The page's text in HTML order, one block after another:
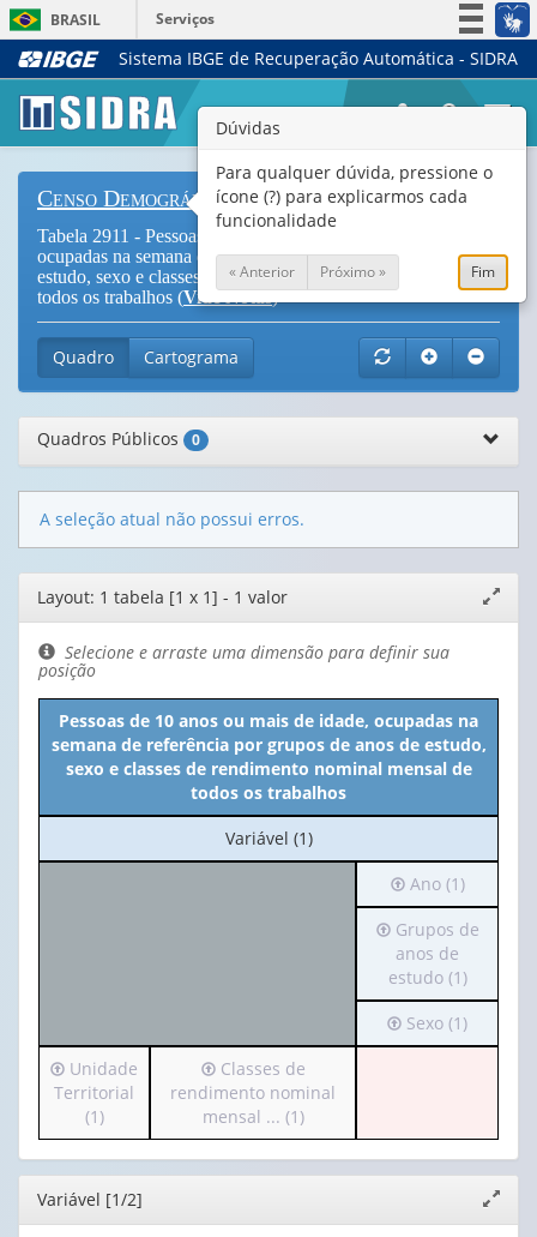
BRASIL
Serviços
Simplifique!
Legislação
Canais
Sistema IBGE de Recuperação Automática - SIDRA
Censo Demográfico
Tabela 2911 - Pessoas de 10 anos ou mais de idade,
ocupadas na semana de referência por grupos de anos de
estudo, sexo e classes de rendimento nominal mensal de
todos os trabalhos (Vide Notas)
Quadro Cartograma
Quadros Públicos 0
A seleção atual não possui erros.
Editor
de
layout
janela
Layout: 1 tabela [1 x 1] - 1 valor
Selecione e arraste uma dimensão para definir sua
posição
Pessoas de 10 anos ou mais de idade, ocupadas na
semana de referência por grupos de anos de estudo,
sexo e classes de rendimento nominal mensal de
todos os trabalhos
No
cabeçalho:
Variável (1)
Irá
para
o
cabeçalho
(possui
apenas
1
valor):
Ano (1)
Irá
para
cabeçalho
(possui
apenas
Grupos
Grupos de
anos de
estudo (1)
Irá
para
apenas
1
Sexo (1)
Irá
para
cabeçalho
(possui
apenas
1
Unidade
Territorial
(1)
Irá
para
o
cabeçalho
(possui
Classes de
rendimento nominal
mensal ... (1)
Editor
janela
Variável [1/2]
Dúvidas
Para qualquer dúvida, pressione o
ícone (?) para explicarmos cada
funcionalidade
« Anterior Próximo » Fim